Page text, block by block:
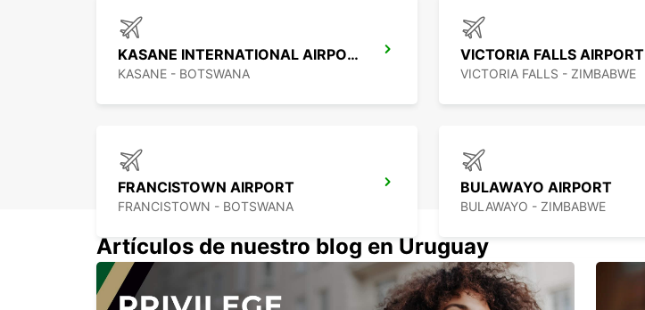
KASANE INTERNATIONAL AIRPORT
KASANE - BOTSWANA
VICTORIA FALLS AIRPORT
VICTORIA FALLS - ZIMBABWE
FRANCISTOWN AIRPORT
FRANCISTOWN - BOTSWANA
BULAWAYO AIRPORT
BULAWAYO - ZIMBABWE
Artículos de nuestro blog en Uruguay